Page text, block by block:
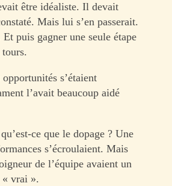
être idéaliste. Il devait
Mais lui s’en passerait.
puis gagner une seule étape
s’étaient
l’avait beaucoup aidé
ce que le dopage ? Une
s’écroulaient. Mais
de l’équipe avaient un
« vrai ».